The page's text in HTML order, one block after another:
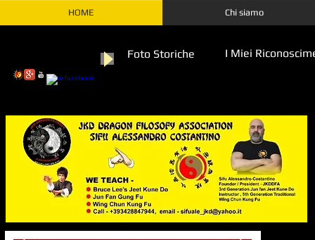
HOME Chi siamo
Foto Storiche I Miei